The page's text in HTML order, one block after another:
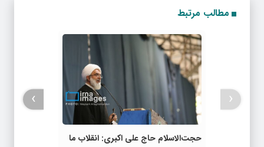
مطالب مرتبط
حجت‌الاسلام حاج علی اکبری: انقلاب ما
‹
›